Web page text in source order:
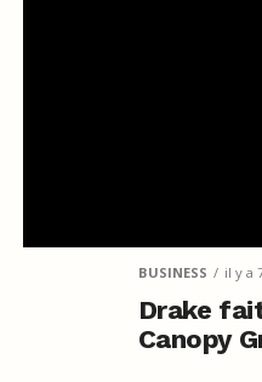
BUSINESS il y a
Drake
Canopy